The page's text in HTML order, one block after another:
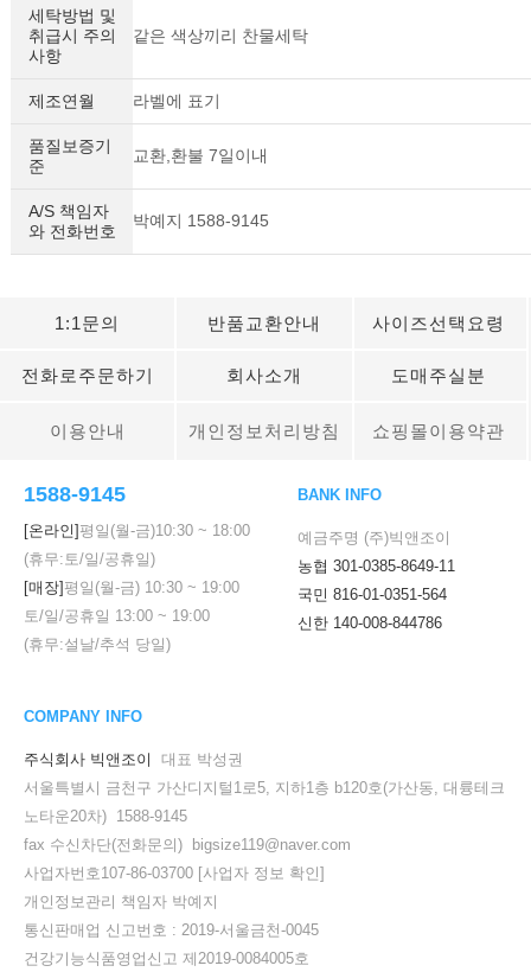
세탁방법 및
취급시 주의
사항
같은 색상끼리 찬물세탁
제조연월 라벨에 표기
품질보증기
준
교환,환불 7일이내
A/S 책임자
와 전화번호
박예지 1588-9145
1:1문의 반품교환안내 사이즈선택요령
전화로주문하기 회사소개 도매주실분
이용안내 개인정보처리방침 쇼핑몰이용약관
1588-9145
[온라인]평일(월-금)10:30 ~ 18:00
(휴무:토/일/공휴일)
[매장]평일(월-금) 10:30 ~ 19:00
토/일/공휴일 13:00 ~ 19:00
(휴무:설날/추석 당일)
BANK INFO
예금주명 (주)빅앤조이
농협 301-0385-8649-11
국민 816-01-0351-564
신한 140-008-844786
COMPANY INFO
주식회사 빅앤조이
대표 박성권
서울특별시 금천구 가산디지털1로5, 지하1층 b120호(가산동, 대륭테크
노타운20차) 1588-9145
fax 수신차단(전화문의) bigsize119@naver.com
사업자번호107-86-03700 [사업자 정보 확인]
개인정보관리 책임자 박예지
통신판매업 신고번호 : 2019-서울금천-0045
건강기능식품영업신고 제2019-0084005호